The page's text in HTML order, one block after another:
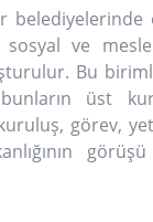
sosyal ve
Bu
üst
görev,